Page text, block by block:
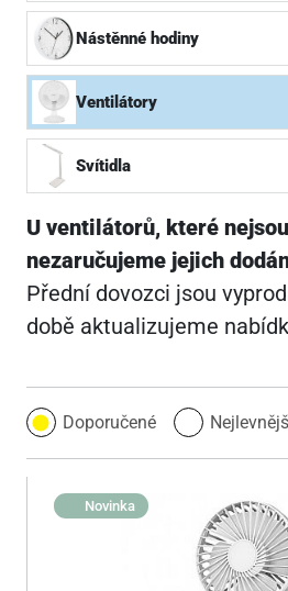
Nástěnné hodiny
Ventilátory
Svítidla
U ventilátorů, které
nezaručujeme jejich
Přední dovozci jsou
době aktualizujeme
Doporučené
Novinka